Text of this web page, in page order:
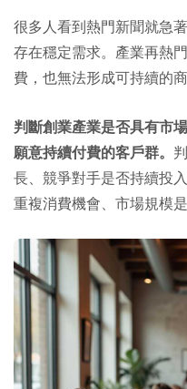
很多人看到熱門新聞就急
存在穩定需求。產業再熱
費，也無法形成可持續的商
判斷創業產業是否具有市
願意持續付費的客戶群。
長、競爭對手是否持續投
重複消費機會、市場規模是